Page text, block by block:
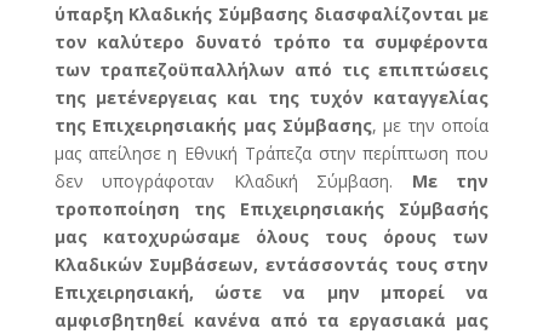
ύπαρξη Κλαδικής Σύμβασης διασφαλίζονται με
τον καλύτερο δυνατό τρόπο τα συμφέροντα
των τραπεζοϋπαλλήλων από τις επιπτώσεις
της μετένεργειας και της τυχόν καταγγελίας
της Επιχειρησιακής μας Σύμβασης, με την οποία
μας απείλησε η Εθνική Τράπεζα στην περίπτωση που
δεν υπογράφοταν Κλαδική Σύμβαση. Με την
τροποποίηση της Επιχειρησιακής Σύμβασής
μας κατοχυρώσαμε όλους τους όρους των
Κλαδικών Συμβάσεων, εντάσσοντάς τους στην
Επιχειρησιακή, ώστε να μην μπορεί να
αμφισβητηθεί κανένα από τα εργασιακά μας